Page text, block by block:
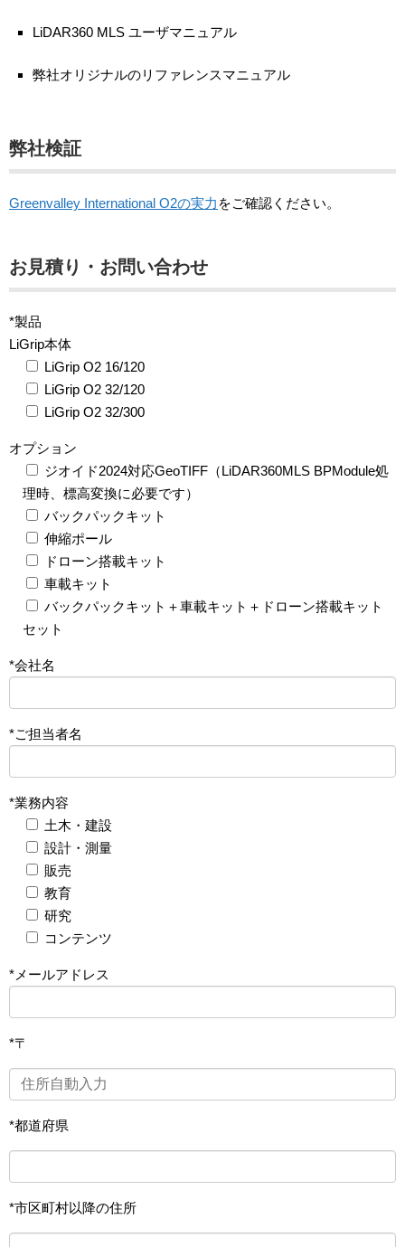
LiDAR360 MLS ユーザマニュアル
弊社オリジナルのリファレンスマニュアル
弊社検証
Greenvalley International O2の実力 をご確認ください。
お見積り・お問い合わせ
*製品
LiGrip本体
LiGrip O2 16/120
LiGrip O2 32/120
LiGrip O2 32/300
オプション
ジオイド2024対応GeoTIFF（LiDAR360MLS BPModule処
理時、標高変換に必要です）
バックパックキット
伸縮ポール
ドローン搭載キット
車載キット
バックパックキット＋車載キット＋ドローン搭載キット
セット
*会社名
*ご担当者名
*業務内容
土木・建設
設計・測量
販売
教育
研究
コンテンツ
*メールアドレス
*〒
*都道府県
*市区町村以降の住所